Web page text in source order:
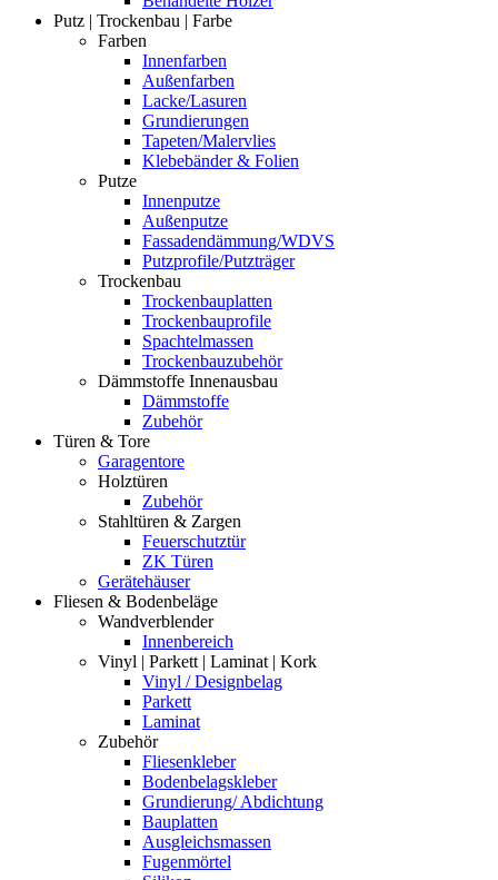
Putz | Trockenbau | Farbe
Farben
Innenfarben
Außenfarben
Lacke/Lasuren
Grundierungen
Tapeten/Malervlies
Klebebänder & Folien
Putze
Innenputze
Außenputze
Fassadendämmung/WDVS
Putzprofile/Putzträger
Trockenbau
Trockenbauplatten
Trockenbauprofile
Spachtelmassen
Trockenbauzubehör
Dämmstoffe Innenausbau
Dämmstoffe
Zubehör
Türen & Tore
Garagentore
Holztüren
Zubehör
Stahltüren & Zargen
Feuerschutztür
ZK Türen
Gerätehäuser
Fliesen & Bodenbeläge
Wandverblender
Innenbereich
Vinyl | Parkett | Laminat | Kork
Vinyl / Designbelag
Parkett
Laminat
Zubehör
Fliesenkleber
Bodenbelagskleber
Grundierung/ Abdichtung
Bauplatten
Ausgleichsmassen
Fugenmörtel